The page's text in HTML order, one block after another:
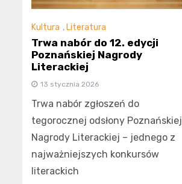
Kultura , Literatura
Trwa nabór do 12. edycji
Poznańskiej Nagrody
Literackiej
13 stycznia 2026
Trwa nabór zgłoszeń do
tegorocznej odsłony Poznańskiej
Nagrody Literackiej – jednego z
najważniejszych konkursów
literackich